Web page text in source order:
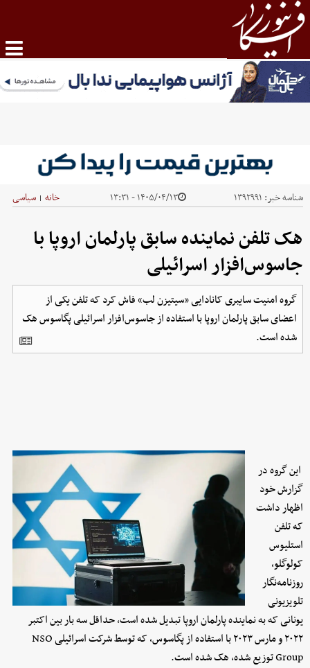
شناسه خبر: ۱۳۹۲۹۹۱ ۱۴۰۵/۰۴/۱۳ - ۱۳:۳۱ خانه | سیاسی
هک تلفن نماینده سابق پارلمان اروپا با
جاسوس‌افزار اسرائیلی
گروه امنیت سایبری کانادایی «سیتیزن لب» فاش کرد که تلفن یکی از
اعضای سابق پارلمان اروپا با استفاده از جاسوس‌افزار اسرائیلی پگاسوس هک
شده است.
این گروه در
گزارش خود
اظهار داشت
که تلفن
استلیوس
کولوگلو،
روزنامه‌نگار
تلویزیونی
یونانی که به نماینده پارلمان اروپا تبدیل شده است، حداقل سه بار بین اکتبر
۲۰۲۲ و مارس ۲۰۲۳ با استفاده از پگاسوس، که توسط شرکت اسرائیلی NSO
Group توزیع شده، هک شده است.